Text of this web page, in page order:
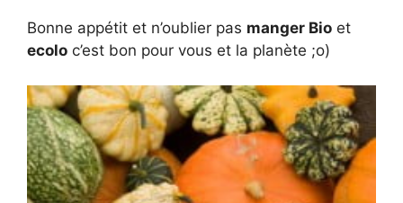
Bonne appétit et n’oublier pas manger Bio et
ecolo c’est bon pour vous et la planète ;o)